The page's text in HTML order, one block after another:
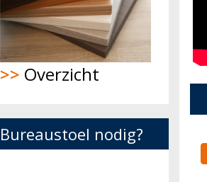
>> Overzicht
Bureaustoel nodig?